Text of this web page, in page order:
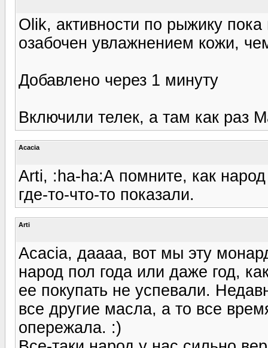
Olik, активности по рыжику
озабочен увлажнением кожи,
Добавлено через 1 минуту
Включили телек, а там как
Acacia
Arti, :ha-ha:А помните, как
где-то-что-то показали.
Arti
Acacia, даааа, вот мы эту
народ пол года или даже год,
ее покупать не успевали.
все другие масла, а то все
опережала. :)